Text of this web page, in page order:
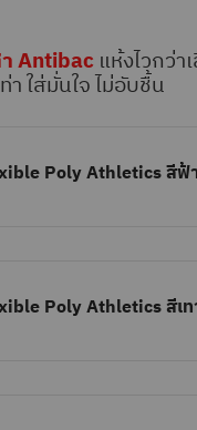
Antibac แห้งไวกว่า
า ใส่มั่นใจ ไม่อับชื้น
Poly Athletics สี
Poly Athletics สีเ